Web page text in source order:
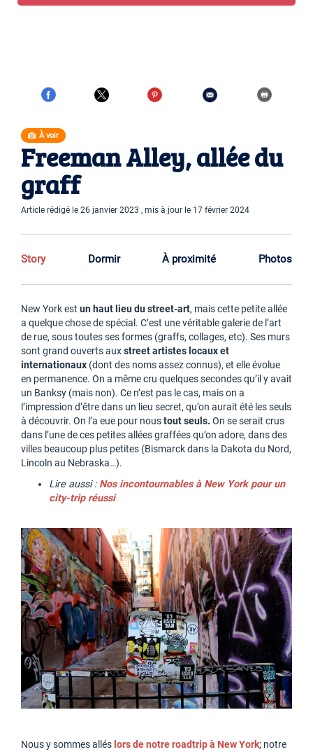
À voir
Freeman Alley, allée du
graff
Article rédigé le 26 janvier 2023 , mis à jour le 17 février 2024
Story Dormir À proximité Photos
New York est un haut lieu du street-art, mais cette petite allée
a quelque chose de spécial. C’est une véritable galerie de l’art
de rue, sous toutes ses formes (graffs, collages, etc). Ses murs
sont grand ouverts auxstreet artistes locaux et
internationaux (dont des noms assez connus), et elle évolue
en permanence. On a même cru quelques secondes qu’il y avait
un Banksy (mais non). Ce n’est pas le cas, mais on a
l’impression d’être dans un lieu secret, qu’on aurait été les seuls
à découvrir. On l’a eue pour noustout seuls. On se serait crus
dans l’une de ces petites allées graffées qu’on adore, dans des
villes beaucoup plus petites (Bismarck dans la Dakota du Nord,
Lincoln au Nebraska…).
Lire aussi :Nos incontournables à New York pour un
city-trip réussi
Nous y sommes allés lors de notre roadtrip à New York; notre